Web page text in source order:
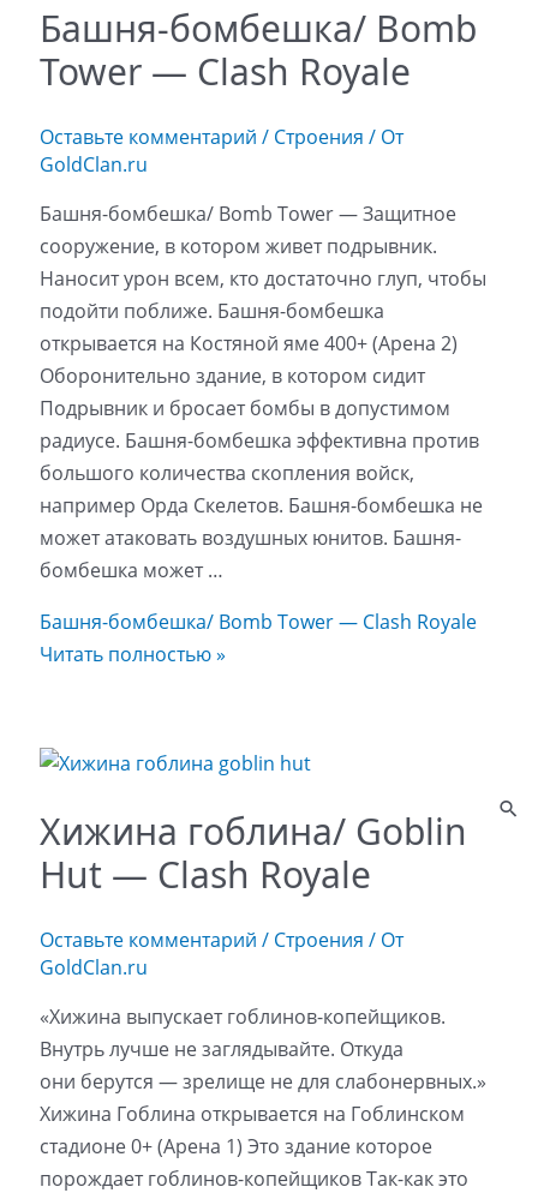
Башня-бомбешка/ Bomb
Tower — Clash Royale
Оставьте комментарий / Строения / От
GoldClan.ru
Башня-бомбешка/ Bomb Tower — Защитное
сооружение, в котором живет подрывник.
Наносит урон всем, кто достаточно глуп, чтобы
подойти поближе. Башня-бомбешка
открывается на Костяной яме 400+ (Арена 2)
Оборонительно здание, в котором сидит
Подрывник и бросает бомбы в допустимом
радиусе. Башня-бомбешка эффективна против
большого количества скопления войск,
например Орда Скелетов. Башня-бомбешка не
может атаковать воздушных юнитов. Башня-
бомбешка может …
Башня-бомбешка/ Bomb Tower — Clash Royale
Читать полностью »
Хижина гоблина/ Goblin
Hut — Clash Royale
Оставьте комментарий / Строения / От
GoldClan.ru
«Хижина выпускает гоблинов-копейщиков.
Внутрь лучше не заглядывайте. Откуда
они берутся — зрелище не для слабонервных.»
Хижина Гоблина открывается на Гоблинском
стадионе 0+ (Арена 1) Это здание которое
порождает гоблинов-копейщиков Так-как это